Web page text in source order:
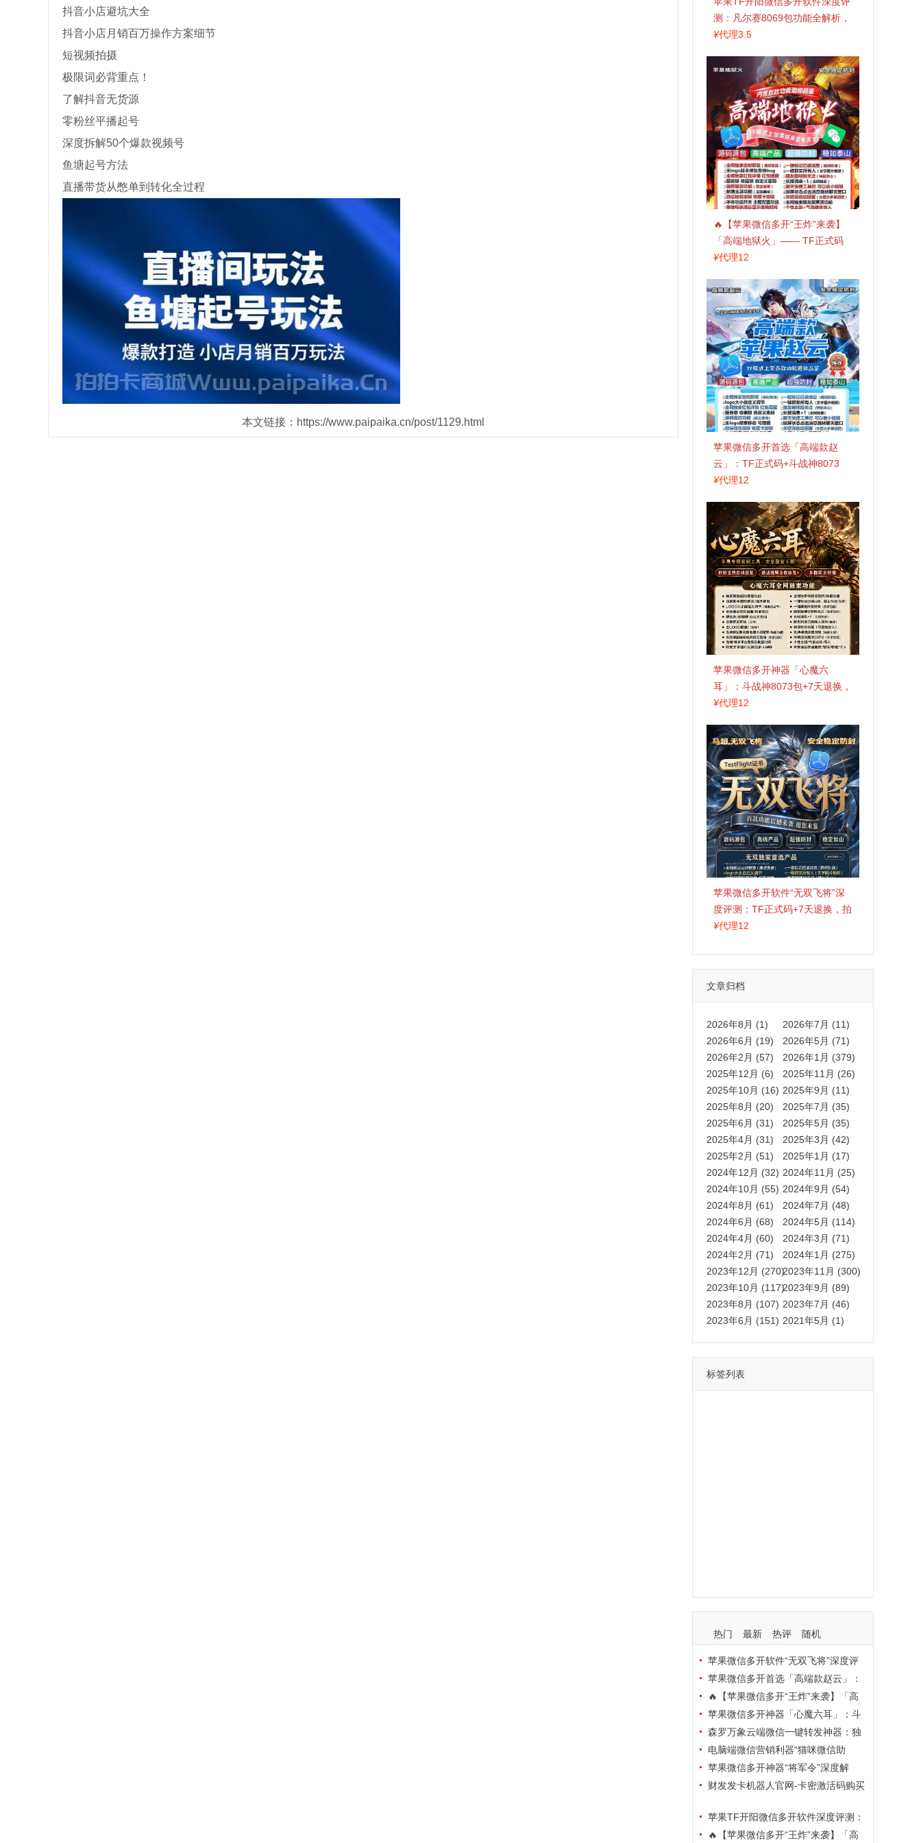
抖音小店避坑大全
抖音小店月销百万操作方案细节
短视频拍摄
极限词必背重点！
了解抖音无货源
零粉丝平播起号
深度拆解50个爆款视频号
鱼塘起号方法
直播带货从憋单到转化全过程
本文链接：https://www.paipaika.cn/post/1129.html
测：凡尔赛8069包功能全解析，
TestFlight稳定版上架，激活认准
¥代理3.5
🔥【苹果微信多开“王炸”来袭】
「高端地狱火」—— TF正式码
+斗战神8073包，7天退换，安全
¥代理12
苹果微信多开首选「高端款赵
云」：TF正式码+斗战神8073
包，7天退换认准拍拍卡激活码
¥代理12
苹果微信多开神器「心魔六
耳」：斗战神8073包+7天退换，
认准拍拍卡激活码商城
¥代理12
苹果微信多开软件“无双飞将”深
度评测：TF正式码+7天退换，拍
拍卡激活码商城正品保障
¥代理12
文章归档
2026年8月 (1)
2026年7月 (11)
2026年6月 (19)
2026年5月 (71)
2026年2月 (57)
2026年1月 (379)
2025年12月 (6)
2025年11月 (26)
2025年10月 (16) 2025年9月 (11)
2025年8月 (20)
2025年7月 (35)
2025年6月 (31)
2025年5月 (35)
2025年4月 (31)
2025年3月 (42)
2025年2月 (51)
2025年1月 (17)
2024年12月 (32) 2024年11月 (25)
2024年10月 (55) 2024年9月 (54)
2024年8月 (61)
2024年7月 (48)
2024年6月 (68)
2024年5月 (114)
2024年4月 (60)
2024年3月 (71)
2024年2月 (71)
2024年1月 (275)
2023年12月 (270)2023年11月 (300)
2023年10月 (117)2023年9月 (89)
2023年8月 (107) 2023年7月 (46)
2023年6月 (151) 2021年5月 (1)
标签列表
热门 最新 热评 随机
苹果微信多开软件“无双飞将”深度评
测：TF正式码+7天退换，拍拍卡激活
码商城正品保障
苹果微信多开首选「高端款赵云」：
TF正式码+斗战神8073包，7天退换认
准拍拍卡激活码商城
🔥【苹果微信多开“王炸”来袭】「高
端地狱火」—— TF正式码+斗战神807
3包，7天退换，安全防封，多开自由触
手可及！
苹果微信多开神器「心魔六耳」：斗
战神8073包+7天退换，认准拍拍卡激
活码商城
森罗万象云端微信一键转发神器：独
家源码·安全防封·月卡季卡半年卡年卡
授权，7天无理由退换！
电脑端微信营销利器“猫咪微信助
手”深度评测：7大模块功能全解析，多
卡种授权灵活选
苹果微信多开神器“将军令”深度解
析：8073版本包+TF外侧码，微商营销
财发发卡机器人官网-卡密激活码购买
换苹果TF开阳微信多开软件深度评测：
凡尔赛8069包功能全解析，TestFlight
🔥【苹果微信多开“王炸”来袭】「高